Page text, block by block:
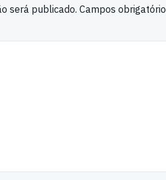
será publicado. Campos